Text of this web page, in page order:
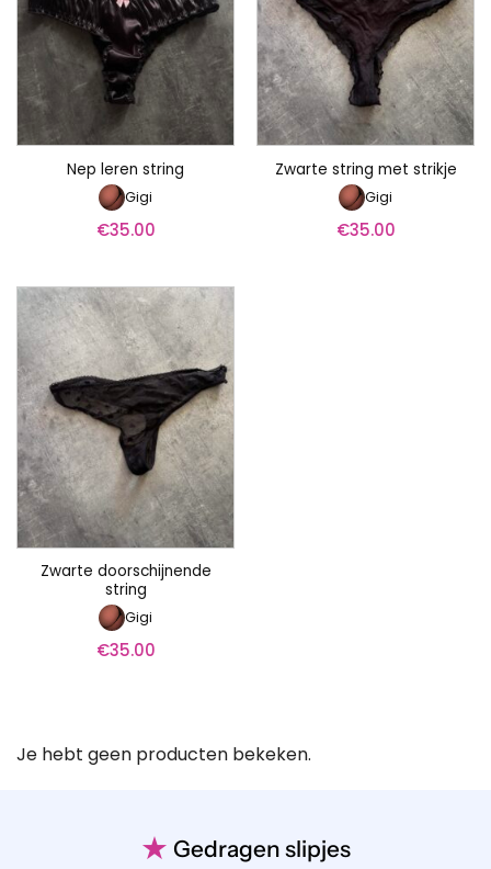
Nep leren string
Gigi
€35.00
Zwarte string met strikje
Gigi
€35.00
Zwarte doorschijnende
string
Gigi
€35.00
Je hebt geen producten bekeken.
★ Gedragen slipjes